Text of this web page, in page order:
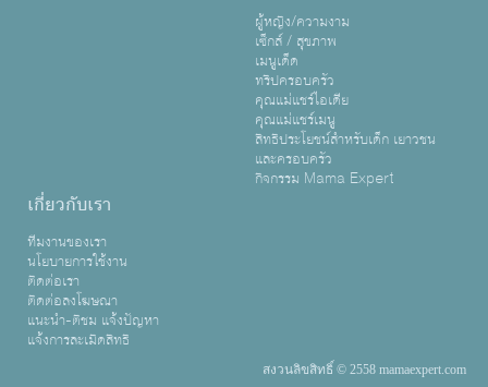
ผู้หญิง/ความงาม
เซ็กส์ / สุขภาพ
เมนูเด็ด
ทริปครอบครัว
คุณแม่แชร์ไอเดีย
คุณแม่แชร์เมนู
สิทธิประโยชน์สำหรับเด็ก เยาวชน
และครอบครัว
กิจกรรม Mama Expert
เกี่ยวกับเรา
ทีมงานของเรา
นโยบายการใช้งาน
ติดต่อเรา
ติดต่อลงโฆษณา
แนะนำ-ติชม แจ้งปัญหา
แจ้งการละเมิดสิทธิ
สงวนลิขสิทธิ์ © 2558 mamaexpert.com